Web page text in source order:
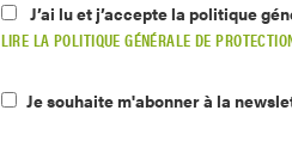
J’ai lu et j’accepte la politique
LIRE LA POLITIQUE GÉNÉRALE DE
Je souhaite m'abonner à la